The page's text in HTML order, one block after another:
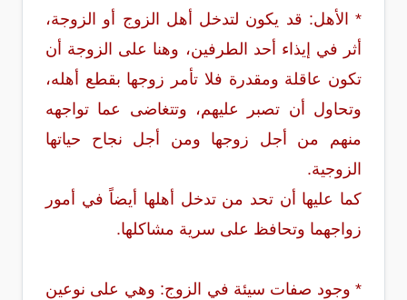
* الأهل: قد يكون لتدخل أهل الزوج أو الزوجة،
أثر في إيذاء أحد الطرفين، وهنا على الزوجة أن
تكون عاقلة ومقدرة فلا تأمر زوجها بقطع أهله،
وتحاول أن تصبر عليهم، وتتغاضى عما تواجهه
منهم من أجل زوجها ومن أجل نجاح حياتها
الزوجية.
كما عليها أن تحد من تدخل أهلها أيضاً في أمور
زواجهما وتحافظ على سرية مشاكلها.
* وجود صفات سيئة في الزوج: وهي على نوعين